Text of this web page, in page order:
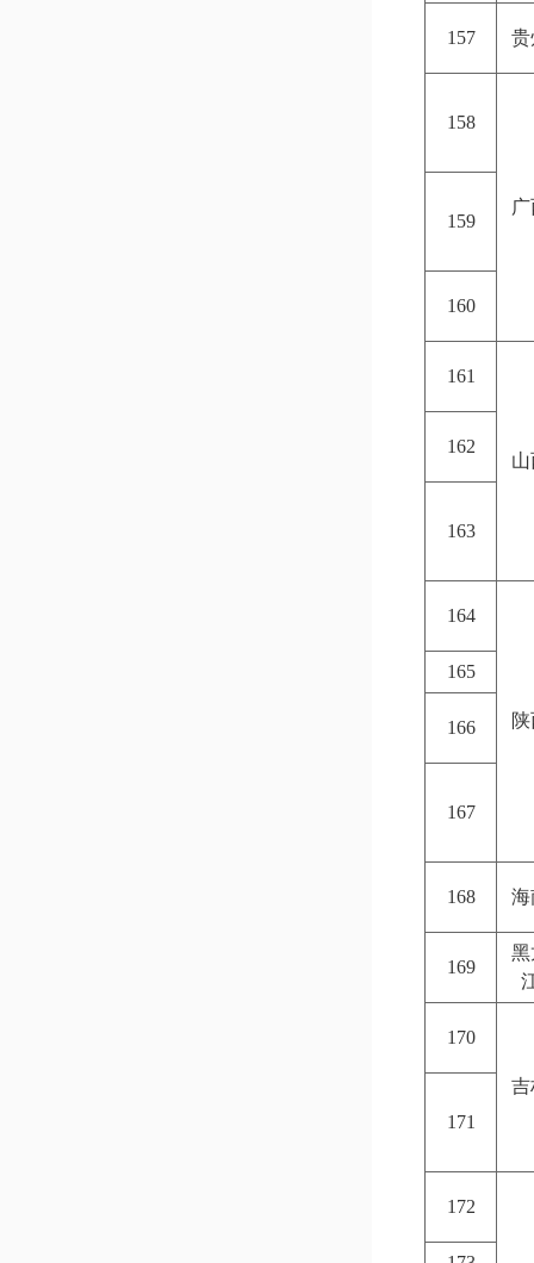
157 贵
158
159
160
161
162
163
164
165
166
167
168 海
169
黑
170
吉
171
172